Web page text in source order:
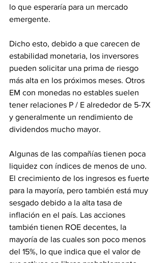
lo que esperaría para un mercado
emergente.
Dicho esto, debido a que carecen de
estabilidad monetaria, los inversores
pueden solicitar una prima de riesgo
más alta en los próximos meses. Otros
EM con monedas no estables suelen
tener relaciones P / E alrededor de 5-7X
y generalmente un rendimiento de
dividendos mucho mayor.
Algunas de las compañías tienen poca
liquidez con índices de menos de uno.
El crecimiento de los ingresos es fuerte
para la mayoría, pero también está muy
sesgado debido a la alta tasa de
inflación en el país. Las acciones
también tienen ROE decentes, la
mayoría de las cuales son poco menos
del 15%, lo que indica que el valor de